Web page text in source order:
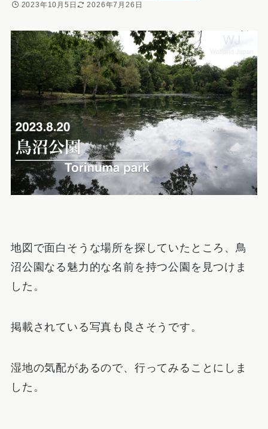
2023年10月5日 2026年7月26日
地図で面白そうな場所を探していたところ、鳥
沼公園なる魅力的な名前を持つ公園を見つけま
した。
掲載されている写真も良さそうです。
湿地の気配があるので、行ってみることにしま
した。